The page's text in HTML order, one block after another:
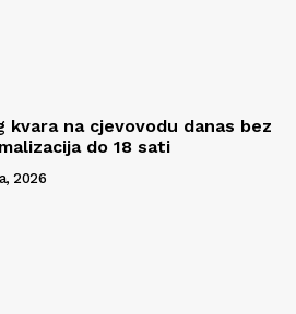
kvara na cjevovodu danas bez
do 18 sati
2026